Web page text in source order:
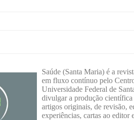
Saúde (Santa Maria) é a
em fluxo contínuo pelo
Universidade Federal de
divulgar a produção científica
artigos originais, de revisão,
experiências, cartas ao editor